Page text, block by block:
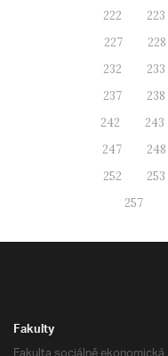
222
223
227
228
232
233
237
238
242
243
247
248
252
253
257
Fakulty